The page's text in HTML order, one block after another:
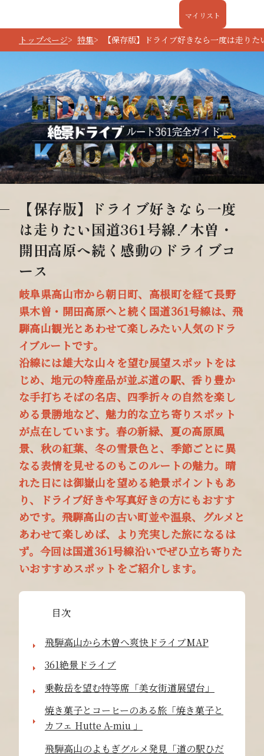
マイリスト
トップページ 特集 【保存版】ドライブ好きなら一度は走り
【保存版】ドライブ好きなら一度
は走りたい国道361号線！木曽・
開田高原へ続く感動のドライブコ
ース
岐阜県高山市から朝日町、高根町を経て長野
県木曽・開田高原へと続く国道361号線は、飛
騨高山観光とあわせて楽しみたい人気のドラ
イブルートです。
沿線には雄大な山々を望む展望スポットをは
じめ、地元の特産品が並ぶ道の駅、香り豊か
な手打ちそばの名店、四季折々の自然を楽し
める景勝地など、魅力的な立ち寄りスポット
が点在しています。 春の新緑、夏の高原風
景、秋の紅葉、冬の雪景色と、季節ごとに異
なる表情を見せるのもこのルートの魅力。晴
れた日には御嶽山を望める絶景ポイントもあ
り、ドライブ好きや写真好きの方にもおすす
めです。 飛騨高山の古い町並や温泉、グルメと
あわせて楽しめば、より充実した旅になるは
ず。今回は国道361号線沿いでぜひ立ち寄りた
いおすすめスポットをご紹介します。
目次
飛騨高山から木曽へ爽快ドライブMAP
361絶景ドライブ
乗鞍岳を望む特等席「美女街道展望台」
焼き菓子とコーヒーのある旅「焼き菓子と
カフェ Hutte A-miu 」
飛騨高山のよもぎグルメ発見「道の駅ひだ